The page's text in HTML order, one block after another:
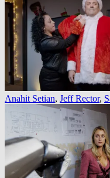
Anahit Setian, Jeff Rector,